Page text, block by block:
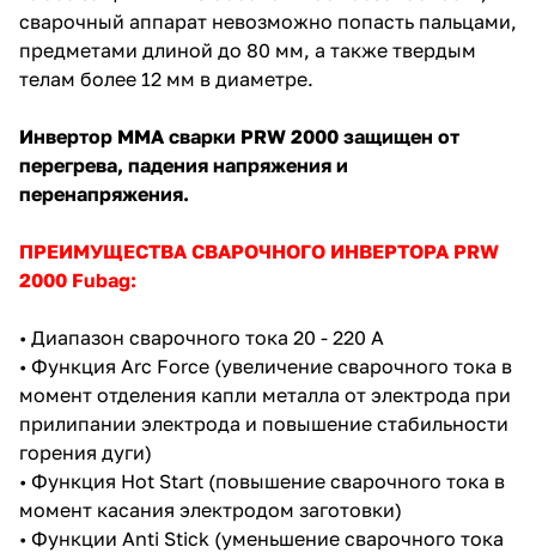
сварочный аппарат невозможно попасть пальцами,
предметами длиной до 80 мм, а также твердым
телам более 12 мм в диаметре.
Инвертор ММА сварки PRW 2000 защищен от
перегрева, падения напряжения и
перенапряжения.
ПРЕИМУЩЕСТВА СВАРОЧНОГО ИНВЕРТОРА PRW
2000 Fubag:
• Диапазон сварочного тока 20 - 220 А
• Функция Arc Force (увеличение сварочного тока в
момент отделения капли металла от электрода при
прилипании электрода и повышение стабильности
горения дуги)
• Функция Hot Start (повышение сварочного тока в
момент касания электродом заготовки)
• Функции Anti Stick (уменьшение сварочного тока